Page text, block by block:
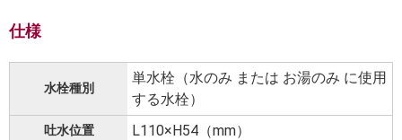
仕様
水栓種別
単水栓（水のみ または お湯のみ に使用
する水栓）
吐水位置 L110×H54（mm）